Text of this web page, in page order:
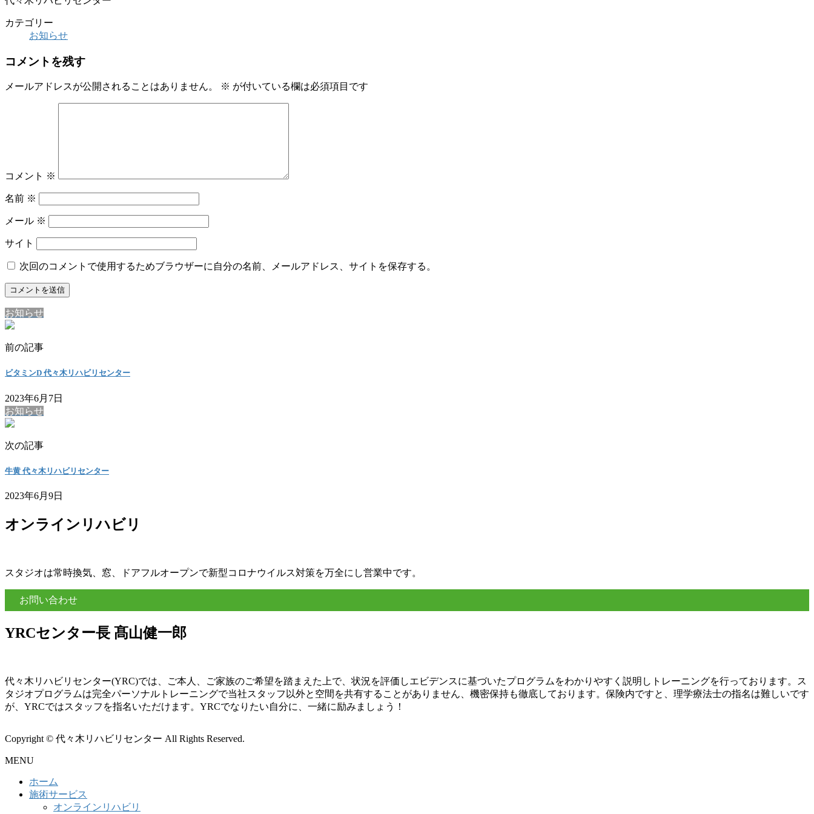
カテゴリー
お知らせ
コメントを残す
メールアドレスが公開されることはありません。 ※ が付いている欄は必須項目です
コメント ※
名前 ※
メール ※
サイト
次回のコメントで使用するためブラウザーに自分の名前、メールアドレス、サイトを保存する。
お知らせ
前の記事
ビタミンD 代々木リハビリセンター
2023年6月7日
お知らせ
次の記事
牛黄 代々木リハビリセンター
2023年6月9日
オンラインリハビリ
スタジオは常時換気、窓、ドアフルオープンで新型コロナウイルス対策を万全にし営業中です。
お問い合わせ
YRCセンター長 髙山健一郎
代々木リハビリセンター(YRC)では、ご本人、ご家族のご希望を踏まえた上で、状況を評価しエビデンスに基づいたプログラムをわかりやすく説明しトレーニングを行っております。ス
タジオプログラムは完全パーソナルトレーニングで当社スタッフ以外と空間を共有することがありません、機密保持も徹底しております。保険内ですと、理学療法士の指名は難しいです
が、YRCではスタッフを指名いただけます。YRCでなりたい自分に、一緒に励みましょう！
Copyright © 代々木リハビリセンター All Rights Reserved.
MENU
ホーム
施術サービス
オンラインリハビリ